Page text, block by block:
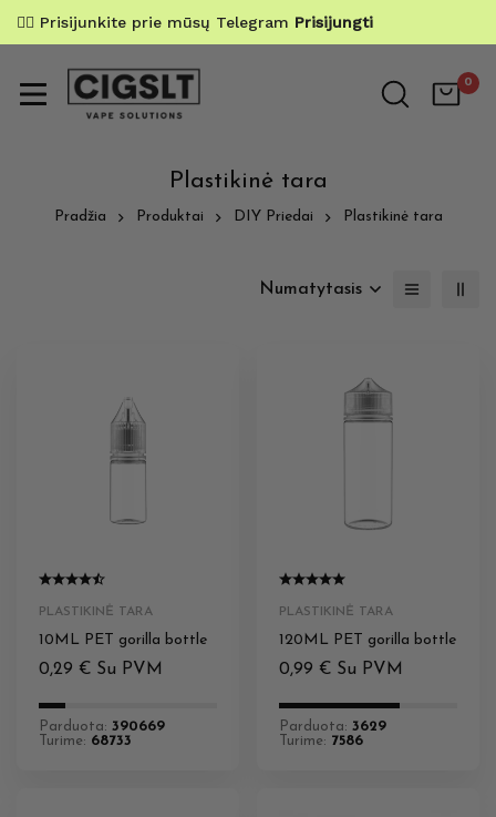
✌🏼 Prisijunkite prie mūsų Telegram Prisijungti
0
Plastikinė tara
Pradžia Produktai DIY Priedai Plastikinė tara
Numatytasis
PLASTIKINĖ TARA
10ML PET gorilla bottle
0,29 € Su PVM
Parduota: 390669
Turime: 68733
PLASTIKINĖ TARA
120ML PET gorilla bottle
0,99 € Su PVM
Parduota: 3629
Turime: 7586